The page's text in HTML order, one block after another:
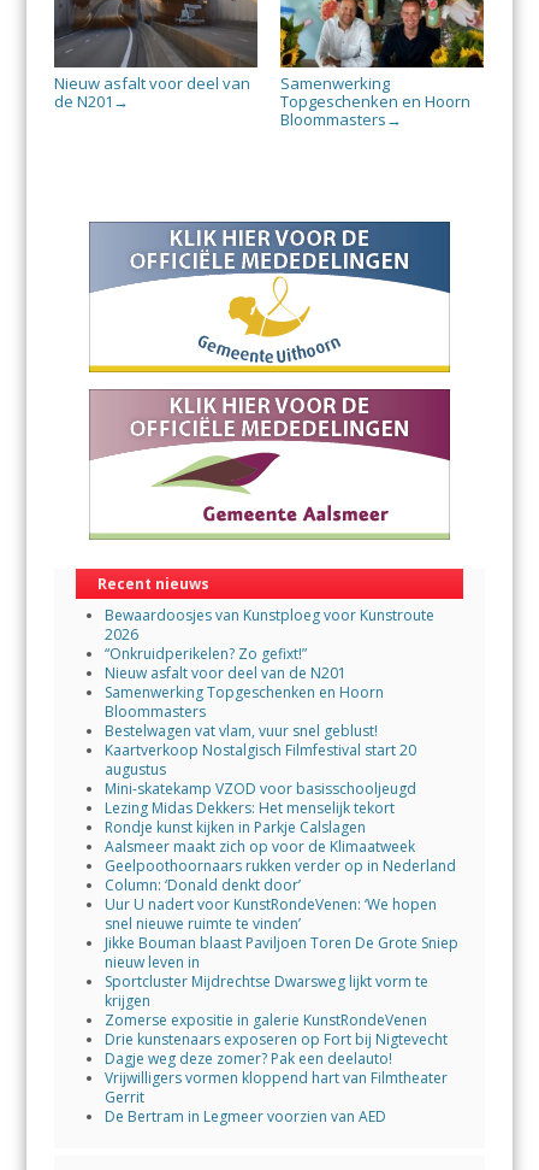
Nieuw asfalt voor deel van
de N201 →
Samenwerking
Topgeschenken en Hoorn
Bloommasters →
Recent nieuws
Bewaardoosjes van Kunstploeg voor Kunstroute
2026
“Onkruidperikelen? Zo gefixt!”
Nieuw asfalt voor deel van de N201
Samenwerking Topgeschenken en Hoorn
Bloommasters
Bestelwagen vat vlam, vuur snel geblust!
Kaartverkoop Nostalgisch Filmfestival start 20
augustus
Mini-skatekamp VZOD voor basisschooljeugd
Lezing Midas Dekkers: Het menselijk tekort
Rondje kunst kijken in Parkje Calslagen
Aalsmeer maakt zich op voor de Klimaatweek
Geelpoothoornaars rukken verder op in Nederland
Column: ‘Donald denkt door’
Uur U nadert voor KunstRondeVenen: ‘We hopen
snel nieuwe ruimte te vinden’
Jikke Bouman blaast Paviljoen Toren De Grote Sniep
nieuw leven in
Sportcluster Mijdrechtse Dwarsweg lijkt vorm te
krijgen
Zomerse expositie in galerie KunstRondeVenen
Drie kunstenaars exposeren op Fort bij Nigtevecht
Dagje weg deze zomer? Pak een deelauto!
Vrijwilligers vormen kloppend hart van Filmtheater
Gerrit
De Bertram in Legmeer voorzien van AED